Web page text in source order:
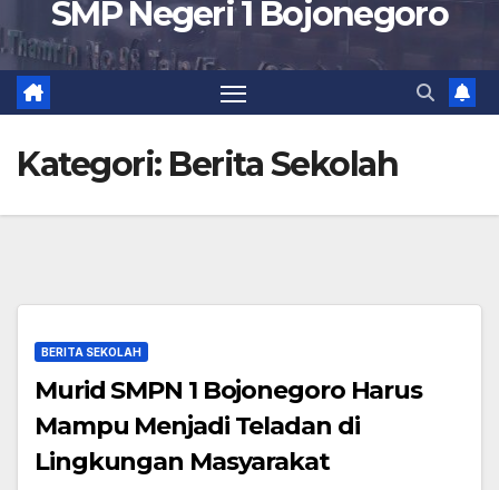
SMP Negeri 1 Bojonegoro
Kategori: Berita Sekolah
BERITA SEKOLAH
Murid SMPN 1 Bojonegoro Harus
Mampu Menjadi Teladan di
Lingkungan Masyarakat